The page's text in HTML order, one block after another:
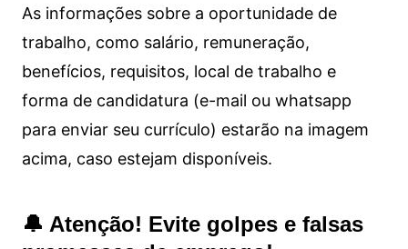
As informações sobre a oportunidade de
trabalho, como salário, remuneração,
benefícios, requisitos, local de trabalho e
forma de candidatura (e-mail ou whatsapp
para enviar seu currículo) estarão na imagem
acima, caso estejam disponíveis.
🔔 Atenção! Evite golpes e falsas